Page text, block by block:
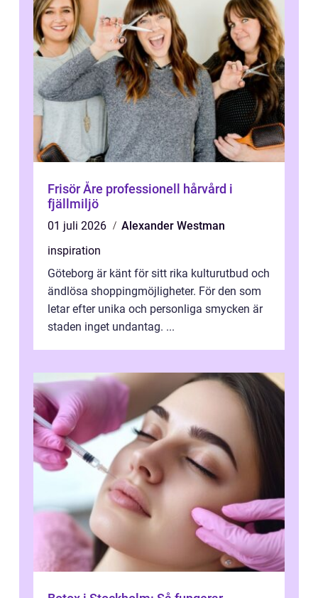
Frisör Åre professionell hårvård i
fjällmiljö
01 juli 2026
Alexander Westman
inspiration
Göteborg är känt för sitt rika kulturutbud och
ändlösa shoppingmöjligheter. För den som
letar efter unika och personliga smycken är
staden inget undantag. ...